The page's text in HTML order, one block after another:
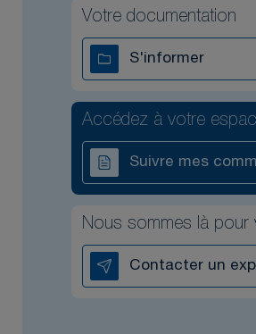
Votre documentation
S'informer
Accédez à votre
Suivre mes
Nous sommes là pour
Contacter un